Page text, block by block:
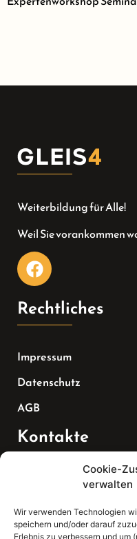
Cookie-
verwalten
Wir verwenden Technologien
speichern und/oder darauf
Erlebnis zu verbessern und um
Weiterbildung für Alle!
Weil Sie vorankommen
Rechtliches
Impressum
Datenschutz
AGB
Kontakte
07147 270 3349